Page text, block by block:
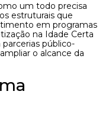
um todo precisa
estruturais que
em programas
na Idade Certa
público-
o alcance da